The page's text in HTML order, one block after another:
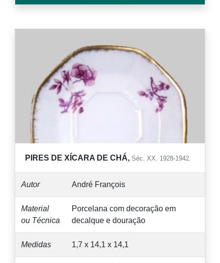
PIRES DE XÍCARA DE CHÁ, Séc. XX. 1928-1942.
Autor André François
Material
ou Técnica
Porcelana com decoração em
decalque e douração
Medidas 1,7 x 14,1 x 14,1